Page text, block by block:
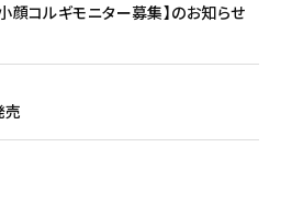
顔コルギモニター募集】のお知らせ